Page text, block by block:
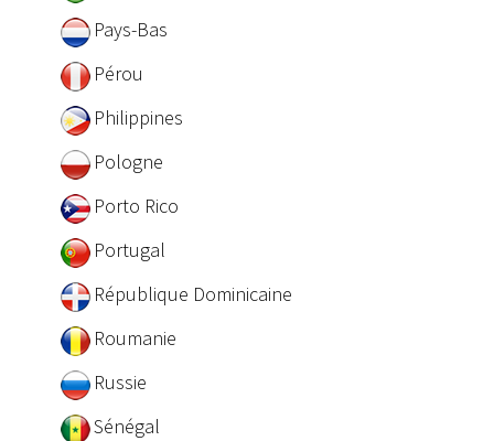
Pays-Bas
Pérou
Philippines
Pologne
Porto Rico
Portugal
République Dominicaine
Roumanie
Russie
Sénégal